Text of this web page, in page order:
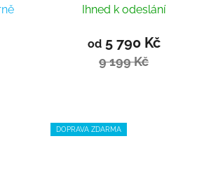
Stellar Road 125 Trinity
Ihned k odeslání
od5 790 Kč
9 199 Kč
DOPRAVA ZDARMA